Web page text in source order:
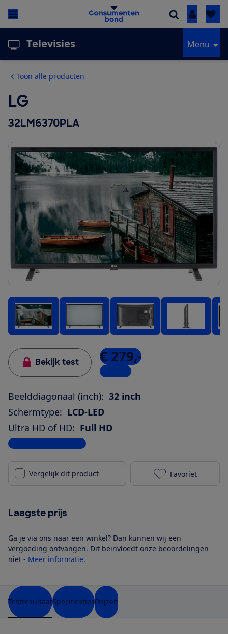
Inloggen
Televisies Menu
Toon alle producten
LG
32LM6370PLA
Bekijk test € 279,-
1 winkel
Beelddiagonaal (inch): 32 inch
Schermtype: LCD-LED
Ultra HD of HD: Full HD
Bekijk alle specificaties
Vergelijk dit product LG
Favoriet
Laagste prijs
Ga je via ons naar een winkel? Dan kunnen wij een
vergoeding ontvangen. Dit beïnvloedt onze beoordelingen
niet - Meer informatie.
TestresultaatSpecificatiesPrijzen